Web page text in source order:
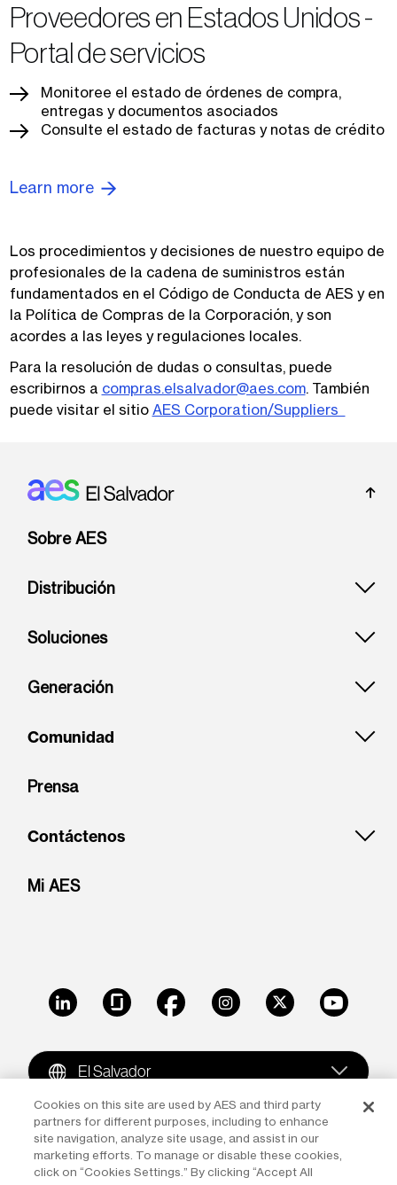
Proveedores en Estados Unidos -
Portal de servicios
Monitoree el estado de órdenes de compra,
entregas y documentos asociados
Consulte el estado de facturas y notas de crédito
Learn more
Los procedimientos y decisiones de nuestro equipo de
profesionales de la cadena de suministros están
fundamentados en el Código de Conducta de AES y en
la Política de Compras de la Corporación, y son
acordes a las leyes y regulaciones locales.
Para la resolución de dudas o consultas, puede
escribirnos a compras.elsalvador@aes.com. También
puede visitar el sitio AES Corporation/Suppliers
Footer: El Salvador
Sobre AES
Distribución
Soluciones
Generación
Comunidad
Prensa
Contáctenos
Mi AES
LinkedIn GlassdoorFacebookInstagramX Youtube
El Salvador
Copyright © 2009-2026 The AES Corporation. All rights
reserved.Terms of Use|Privacy
Cookies on this site are used by AES and third party
partners for different purposes, including to enhance
site navigation, analyze site usage, and assist in our
marketing efforts. To manage or disable these cookies,
click on “Cookies Settings.” By clicking “Accept All